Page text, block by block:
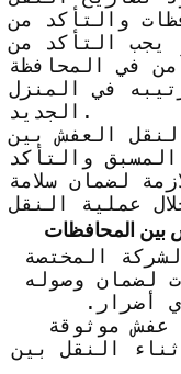
والتأكد من
يجب التأكد من
في المحافظة
في المنزل
الجديد.
لنقل العفش بين
والتأكد
لضمان سلامة
بين المحافظات
المختصة
لضمان وصوله
أضرار.
موثوقة
النقل بين